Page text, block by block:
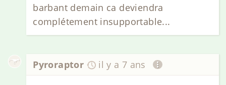
barbant demain ca deviendra
complétement insupportable...
Pyroraptor il y a 7 ans